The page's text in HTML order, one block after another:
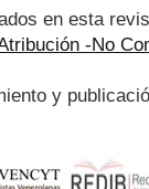
en esta
-No
y